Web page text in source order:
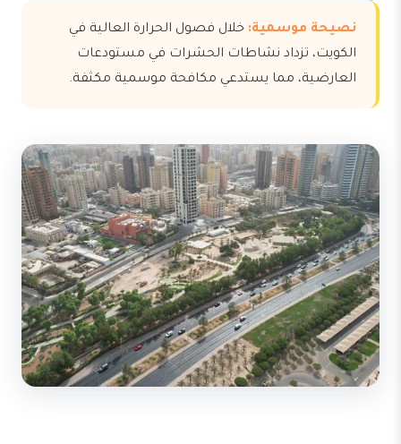
نصيحة موسمية: خلال فصول الحرارة العالية في
الكويت، تزداد نشاطات الحشرات في مستودعات
العارضية، مما يستدعي مكافحة موسمية مكثفة.